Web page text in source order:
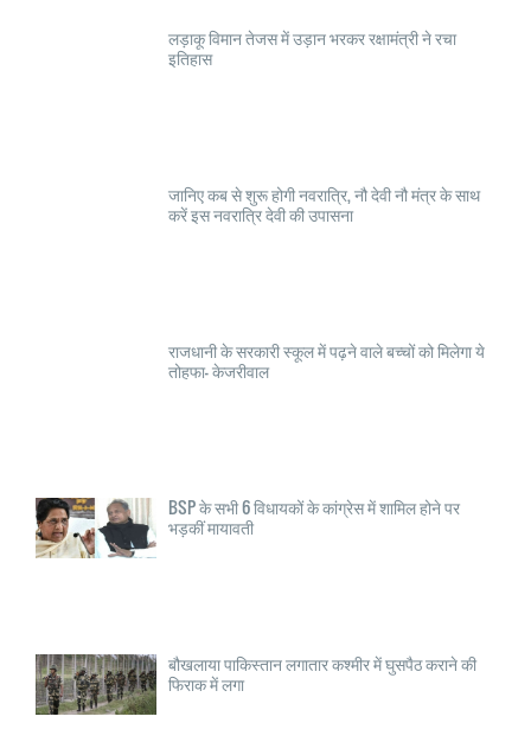
लड़ाकू विमान तेजस में उड़ान भरकर रक्षामंत्री ने रचा
इतिहास
जानिए कब से शुरू होगी नवरात्रि, नौ देवी नौ मंत्र के साथ
करें इस नवरात्रि देवी की उपासना
राजधानी के सरकारी स्कूल में पढ़ने वाले बच्चों को मिलेगा ये
तोहफा- केजरीवाल
BSP के सभी 6 विधायकों के कांग्रेस में शामिल होने पर
भड़कीं मायावती
बौखलाया पाकिस्तान लगातार कश्मीर में घुसपैठ कराने की
फिराक में लगा